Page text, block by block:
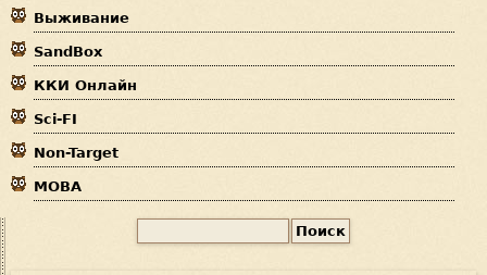
е
с
ь
Выживание
SandBox
ККИ Онлайн
Sci-FI
Non-Target
MOBA